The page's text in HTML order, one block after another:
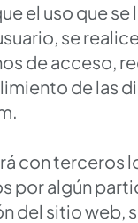
el uso que se
se
de acceso,
de las
.
con terceros
por algún
del sitio